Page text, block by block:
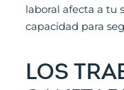
laboral afecta a tu
capacidad para
LOS